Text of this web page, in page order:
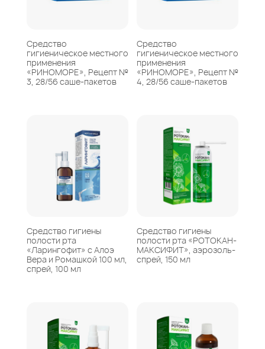
Средство
гигиеническое местного
применения
«РИНОМОРЕ», Рецепт №
3, 28/56 саше-пакетов
Средство
гигиеническое местного
применения
«РИНОМОРЕ», Рецепт №
4, 28/56 саше-пакетов
Средство гигиены
полости рта
«Ларингофит» с Алоэ
Вера и Ромашкой 100 мл,
спрей, 100 мл
Средство гигиены
полости рта «РОТОКАН-
МАКСИФИТ», аэрозоль-
спрей, 150 мл